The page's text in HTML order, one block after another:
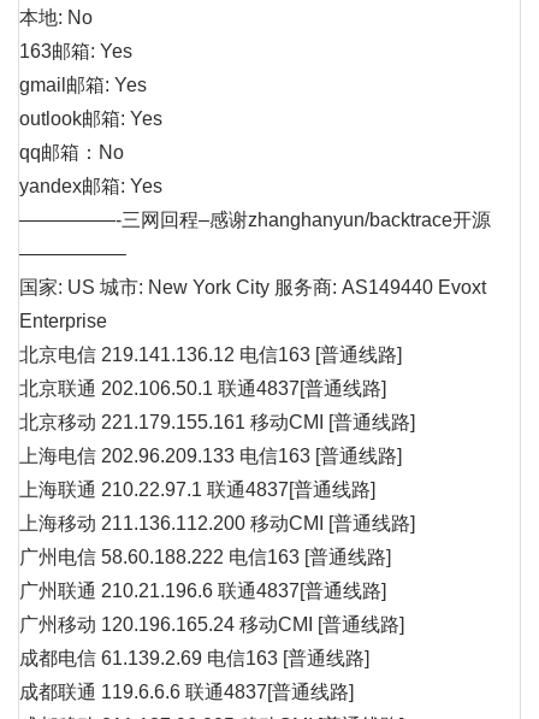
本地: No
163邮箱: Yes
gmail邮箱: Yes
outlook邮箱: Yes
qq邮箱：No
yandex邮箱: Yes
—————-三网回程–感谢zhanghanyun/backtrace开源
—————–
国家: US 城市: New York City 服务商: AS149440 Evoxt
Enterprise
北京电信 219.141.136.12 电信163 [普通线路]
北京联通 202.106.50.1 联通4837[普通线路]
北京移动 221.179.155.161 移动CMI [普通线路]
上海电信 202.96.209.133 电信163 [普通线路]
上海联通 210.22.97.1 联通4837[普通线路]
上海移动 211.136.112.200 移动CMI [普通线路]
广州电信 58.60.188.222 电信163 [普通线路]
广州联通 210.21.196.6 联通4837[普通线路]
广州移动 120.196.165.24 移动CMI [普通线路]
成都电信 61.139.2.69 电信163 [普通线路]
成都联通 119.6.6.6 联通4837[普通线路]